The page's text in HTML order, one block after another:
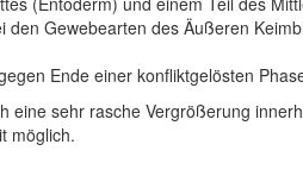
den Gewebearten des Äußeren
Ende einer konfliktgelösten
eine sehr rasche Vergrößerung
möglich.